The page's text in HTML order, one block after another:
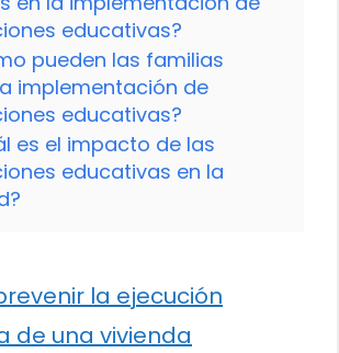
educativas?
pueden las familias
implementación de
educativas?
es el impacto de las
educativas en la
la ejecución
de una vivienda